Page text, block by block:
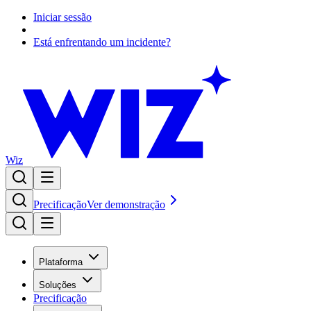
Iniciar sessão
Está enfrentando um incidente?
Wiz
PrecificaçãoVer demonstração
Plataforma
Soluções
Precificação